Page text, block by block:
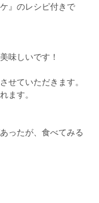
』のレシピ付きで
味しいです！
せていただきます。
ます。
ったが、食べてみる